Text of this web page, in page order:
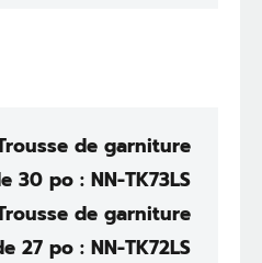
de garniture
30 po : NN-TK73LS
de garniture
27 po : NN-TK72LS